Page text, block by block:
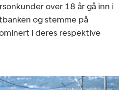
over 18 år gå inn i
og stemme på
i deres respektive